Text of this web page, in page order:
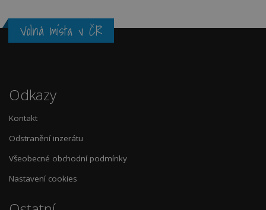
Volná místa v ČR
Odkazy
Kontakt
Odstranění inzerátu
Všeobecné obchodní podmínky
Nastavení cookies